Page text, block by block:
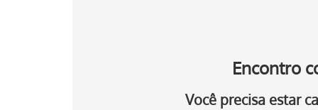
Encontro
Você precisa estar